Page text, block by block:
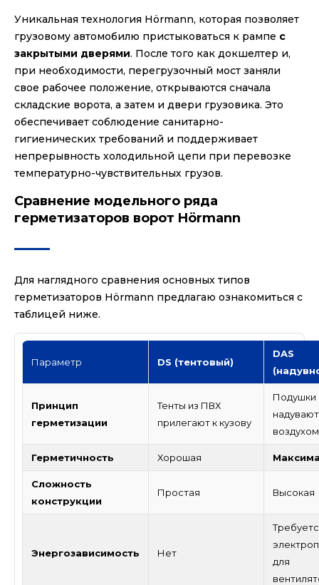
Уникальная технология Hörmann, которая позволяет
грузовому автомобилю пристыковаться к рампе с
закрытыми дверями. После того как докшелтер и,
при необходимости, перегрузочный мост заняли
свое рабочее положение, открываются сначала
складские ворота, а затем и двери грузовика. Это
обеспечивает соблюдение санитарно-
гигиенических требований и поддерживает
непрерывность холодильной цепи при перевозке
температурно-чувствительных грузов.
Сравнение модельного ряда
герметизаторов ворот Hörmann
Для наглядного сравнения основных типов
герметизаторов Hörmann предлагаю ознакомиться с
таблицей ниже.
Параметр DS (тентовый)
DAS
Принцип
герметизации
Тенты из ПВХ
прилегают к кузову
Подушки
воздухом
Герметичность Хорошая
Сложность
конструкции
Простая Высокая
Энергозависимость Нет
для